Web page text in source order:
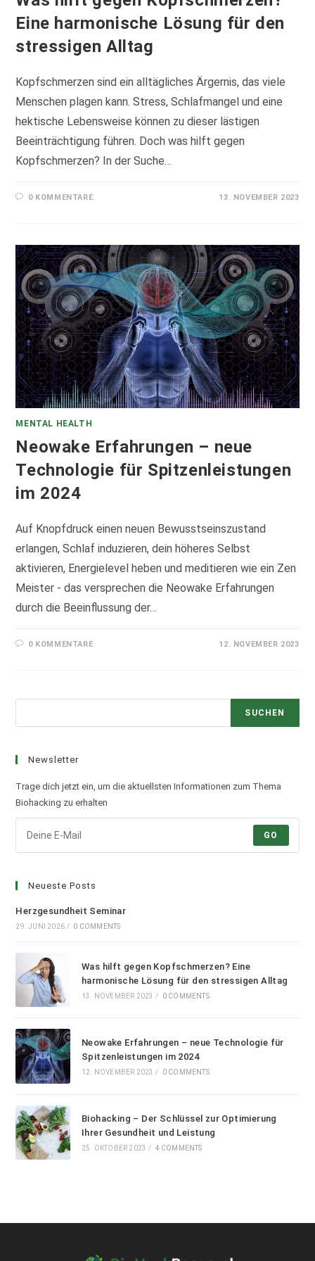
Eine harmonische Lösung für den
stressigen Alltag
Kopfschmerzen sind ein alltägliches Ärgernis, das viele
Menschen plagen kann. Stress, Schlafmangel und eine
hektische Lebensweise können zu dieser lästigen
Beeinträchtigung führen. Doch was hilft gegen
Kopfschmerzen? In der Suche…
0 KOMMENTARE 13. NOVEMBER 2023
MENTAL HEALTH
Neowake Erfahrungen – neue
Technologie für Spitzenleistungen
im 2024
Auf Knopfdruck einen neuen Bewusstseinszustand
erlangen, Schlaf induzieren, dein höheres Selbst
aktivieren, Energielevel heben und meditieren wie ein Zen
Meister - das versprechen die Neowake Erfahrungen
durch die Beeinflussung der…
0 KOMMENTARE 12. NOVEMBER 2023
SUCHEN
Newsletter
Trage dich jetzt ein, um die aktuellsten Informationen zum Thema
Biohacking zu erhalten
GO
Neueste Posts
Herzgesundheit Seminar
29. JUNI 2026 / 0 COMMENTS
Was hilft gegen Kopfschmerzen? Eine
harmonische Lösung für den stressigen Alltag
13. NOVEMBER 2023 / 0 COMMENTS
Neowake Erfahrungen – neue Technologie für
Spitzenleistungen im 2024
12. NOVEMBER 2023 / 0 COMMENTS
Biohacking – Der Schlüssel zur Optimierung
Ihrer Gesundheit und Leistung
25. OKTOBER 2023 / 4 COMMENTS